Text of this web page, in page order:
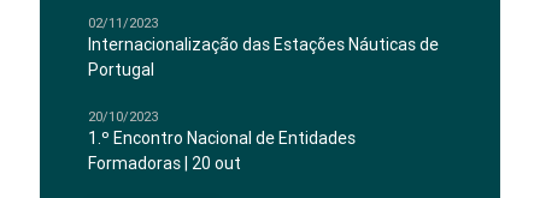
02/11/2023
Internacionalização das Estações Náuticas de
Portugal
20/10/2023
1.º Encontro Nacional de Entidades
Formadoras | 20 out